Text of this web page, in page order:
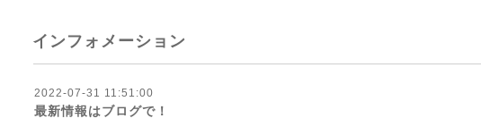
インフォメーション
2022-07-31 11:51:00
最新情報はブログで！